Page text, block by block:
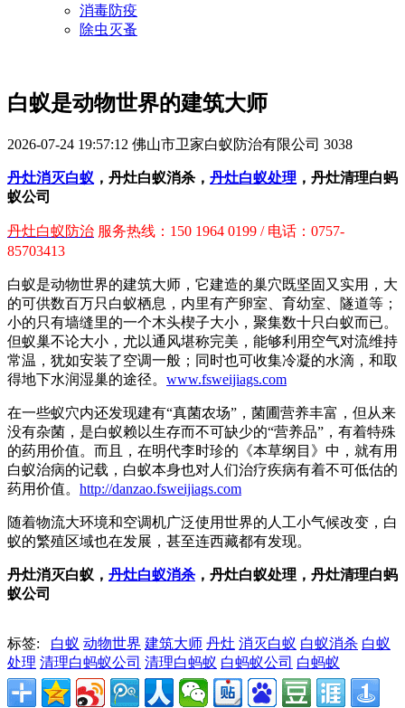
消毒防疫
除虫灭蚤
白蚁是动物世界的建筑大师
2026-07-24 19:57:12 佛山市卫家白蚁防治有限公司 3038
丹灶消灭白蚁 ，丹灶白蚁消杀， 丹灶白蚁处理 ，丹灶清理白蚂
蚁公司
丹灶白蚁防治 服务热线：150 1964 0199 / 电话：0757-
85703413
白蚁是动物世界的建筑大师，它建造的巢穴既坚固又实用，大
的可供数百万只白蚁栖息，内里有产卵室、育幼室、隧道等；
小的只有墙缝里的一个木头楔子大小，聚集数十只白蚁而已。
但蚁巢不论大小，尤以通风堪称完美，能够利用空气对流维持
常温，犹如安装了空调一般；同时也可收集冷凝的水滴，和取
得地下水润湿巢的途径。 www.fsweijiags.com
在一些蚁穴内还发现建有“真菌农场”，菌圃营养丰富，但从来
没有杂菌，是白蚁赖以生存而不可缺少的“营养品”，有着特殊
的药用价值。而且，在明代李时珍的《本草纲目》中，就有用
白蚁治病的记载，白蚁本身也对人们治疗疾病有着不可低估的
药用价值。 http://danzao.fsweijiags.com
随着物流大环境和空调机广泛使用世界的人工小气候改变，白
蚁的繁殖区域也在发展，甚至连西藏都有发现。
丹灶消灭白蚁， 丹灶白蚁消杀 ，丹灶白蚁处理，丹灶清理白蚂
蚁公司
标签: 白蚁 动物世界 建筑大师 丹灶 消灭白蚁 白蚁消杀 白蚁
处理 清理白蚂蚁公司 清理白蚂蚁 白蚂蚁公司 白蚂蚁